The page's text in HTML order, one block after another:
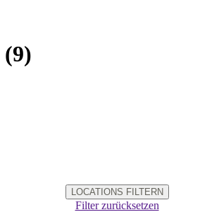
(9)
LOCATIONS FILTERN
Filter zurücksetzen